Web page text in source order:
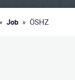
» Job » ÖSHZ